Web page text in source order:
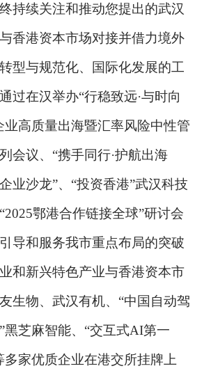
持续关注和推动您提出的武汉
香港资本市场对接并借力境外
型与规范化、国际化发展的工
过在汉举办“行稳致远·与时向
业高质量出海暨汇率风险中性管
会议、“携手同行·护航出海
沙龙”、“投资香港”武汉科技
鄂港合作链接全球”研讨会
导和服务我市重点布局的突破
和新兴特色产业与香港资本市
生物、武汉有机、“中国自动驾
黑芝麻智能、“交互式AI第一
多家优质企业在港交所挂牌上